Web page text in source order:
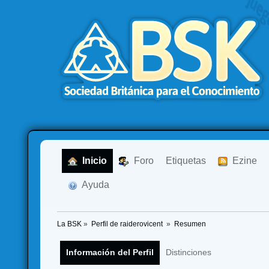
Inicio Foro Etiquetas Ezine
Ayuda
La BSK » Perfil de raiderovicent » Resumen
Información del Perfil Distinciones